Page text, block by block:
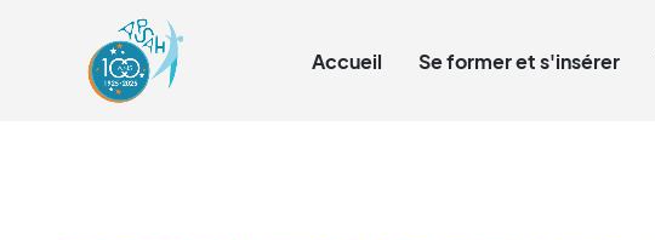
Accueil Se former et s'insérer